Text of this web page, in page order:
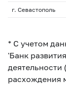
г. Севастополь
* С учетом
'Банк
расхождения